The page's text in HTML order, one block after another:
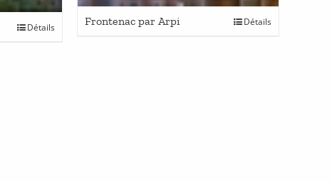
Détails Frontenac par Arpi Détails